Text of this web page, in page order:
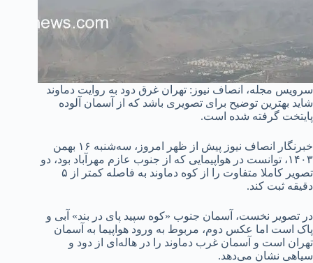
سرویس مجله، انصاف نیوز: تهران غرق دود به روایت دماوند
شاید بهترین توضیح برای تصویری باشد که از آسمان آلوده
پایتخت گرفته شده است.
خبرنگار انصاف نیوز پیش از ظهر امروز، سه‌شنبه ۱۶ بهمن
۱۴۰۳، توانست در هواپیمایی که از جنوب عازم مهرآباد بود، دو
تصویر کاملا متفاوت را از کوه دماوند به فاصله کمتر از ۵
دقیقه ثبت کند.
در تصویر نخست، آسمان جنوب «کوه سپید پای در بند» آبی و
پاک است اما عکس دوم، مربوط به ورود هواپیما به آسمان
تهران است و آسمان غرب دماوند را در هاله‌ای از دود و
سیاهی نشان می‌دهد.